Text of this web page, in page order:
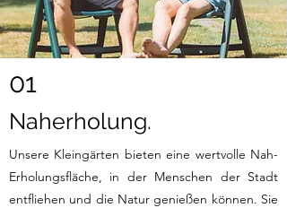
01
Naherholung.
Unsere Kleingärten bieten eine wertvolle Nah-
Erholungsfläche, in der Menschen der Stadt
entfliehen und die Natur genießen können. Sie